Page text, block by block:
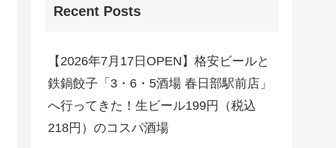
Recent Posts
【2026年7月17日OPEN】格安ビールと
鉄鍋餃子「3・6・5酒場 春日部駅前店」
へ行ってきた！生ビール199円（税込
218円）のコスパ酒場